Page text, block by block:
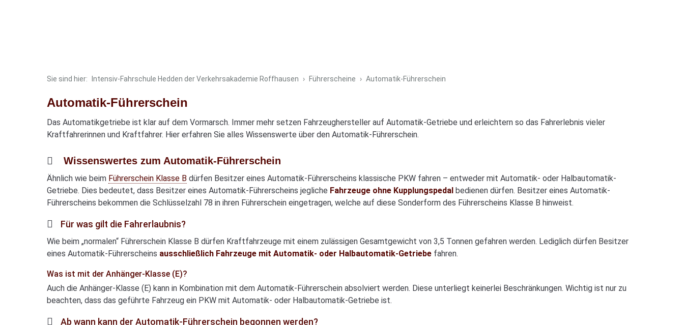
Sie sind hier: Intensiv-Fahrschule Hedden der Verkehrsakademie Roffhausen Führerscheine Automatik-Führerschein
Automatik-Führerschein
Das Automatikgetriebe ist klar auf dem Vormarsch. Immer mehr setzen Fahrzeughersteller auf Automatik-Getriebe und erleichtern so das Fahrerlebnis vieler
Kraftfahrerinnen und Kraftfahrer. Hier erfahren Sie alles Wissenswerte über den Automatik-Führerschein.
Wissenswertes zum Automatik-Führerschein
Ähnlich wie beim Führerschein Klasse B dürfen Besitzer eines Automatik-Führerscheins klassische PKW fahren – entweder mit Automatik- oder Halbautomatik-
Getriebe. Dies bedeutet, dass Besitzer eines Automatik-Führerscheins jegliche Fahrzeuge ohne Kupplungspedal bedienen dürfen. Besitzer eines Automatik-
Führerscheins bekommen die Schlüsselzahl 78 in ihren Führerschein eingetragen, welche auf diese Sonderform des Führerscheins Klasse B hinweist.
Für was gilt die Fahrerlaubnis?
Wie beim „normalen“ Führerschein Klasse B dürfen Kraftfahrzeuge mit einem zulässigen Gesamtgewicht von 3,5 Tonnen gefahren werden. Lediglich dürfen Besitzer
eines Automatik-Führerscheins ausschließlich Fahrzeuge mit Automatik- oder Halbautomatik-Getriebe fahren.
Was ist mit der Anhänger-Klasse (E)?
Auch die Anhänger-Klasse (E) kann in Kombination mit dem Automatik-Führerschein absolviert werden. Diese unterliegt keinerlei Beschränkungen. Wichtig ist nur zu
beachten, dass das geführte Fahrzeug ein PKW mit Automatik- oder Halbautomatik-Getriebe ist.
Ab wann kann der Automatik-Führerschein begonnen werden?